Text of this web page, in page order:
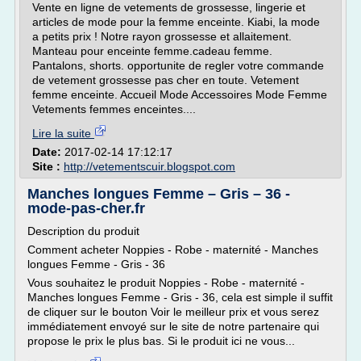
Vente en ligne de vetements de grossesse, lingerie et
articles de mode pour la femme enceinte. Kiabi, la mode
a petits prix ! Notre rayon grossesse et allaitement.
Manteau pour enceinte femme.cadeau femme.
Pantalons, shorts. opportunite de regler votre commande
de vetement grossesse pas cher en toute. Vetement
femme enceinte. Accueil Mode Accessoires Mode Femme
Vetements femmes enceintes....
Lire la suite
Date: 2017-02-14 17:12:17
Site : http://vetementscuir.blogspot.com
Manches longues Femme – Gris – 36 -
mode-pas-cher.fr
Description du produit
Comment acheter Noppies - Robe - maternité - Manches
longues Femme - Gris - 36
Vous souhaitez le produit Noppies - Robe - maternité -
Manches longues Femme - Gris - 36, cela est simple il suffit
de cliquer sur le bouton Voir le meilleur prix et vous serez
immédiatement envoyé sur le site de notre partenaire qui
propose le prix le plus bas. Si le produit ici ne vous...